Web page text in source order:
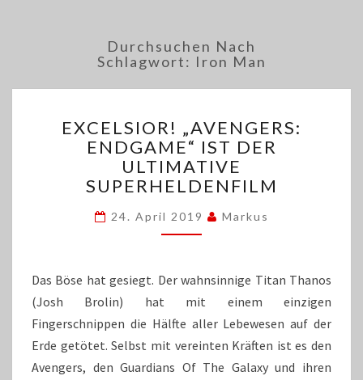
Durchsuchen Nach
Schlagwort: Iron Man
„AVENGERS:
ENDGAME“
IST
DER
SUPERHELDENFILM
EXCELSIOR! „AVENGERS:
ENDGAME“ IST DER
ULTIMATIVE
SUPERHELDENFILM
24. April 2019 Markus
Das Böse hat gesiegt. Der wahnsinnige Titan Thanos
(Josh Brolin) hat mit einem einzigen
Fingerschnippen die Hälfte aller Lebewesen auf der
Erde getötet. Selbst mit vereinten Kräften ist es den
Avengers, den Guardians Of The Galaxy und ihren